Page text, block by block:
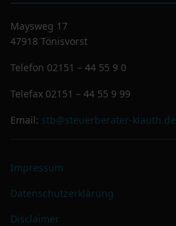
Maysweg 17
47918 Tönisvorst
Telefon 02151 – 44 55 9 0
Telefax 02151 – 44 55 9 99
Email: stb@steuerberater-klauth.de
Impressum
Datenschutzerklärung
Disclaimer